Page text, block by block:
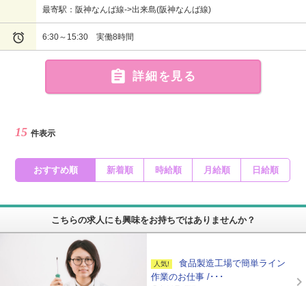
最寄駅：阪神なんば線->出来島(阪神なんば線)
 6:30～15:30 実働8時間
 詳細を見る
15 件表示
おすすめ順 新着順 時給順 月給順 日給順
こちらの求人にも興味をお持ちではありませんか？
食品製造工場で簡単ライン
作業のお仕事 /･･･